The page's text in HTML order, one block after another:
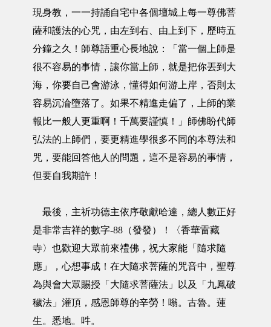
現身教，一一持誦自宅中各個壇城上每一尊佛菩
薩和護法的心咒，由左到右、由上到下，歷時五
分鐘之久！師尊語重心長地說：「當一個上師是
很不容易的事情，讓你當上師，就是把你丟到大
海，你要自己會游泳，懂得如何游上岸，否則太
容易沉淪墮落了。如果不精進走偏了，上師的業
報比一般人更重啊！千萬要謹慎！」師佛盼代師
弘法的上師們，要更精進學很多不同的本尊法和
咒，要能回答他人的問題，這不是容易的事情，
但要自我期許！
最後，主祈功德主依序敬獻哈達，總人數正好
是非常吉祥的數字-88（發發）！〈香華雷藏
寺〉也歡迎大眾前來禮佛，祝大家能「隨求隨
應」，心想事成！在大隨求菩薩的咒音中，聖尊
為與會大眾賜授「大隨求菩薩法」以及「九鳳破
穢法」灌頂，感恩師尊的辛勞！嗡。古魯。蓮
生。悉地。吽。